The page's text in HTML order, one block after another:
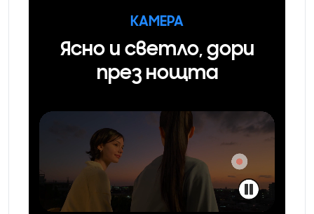
Ясно и светло, дори
през нощта
КАМЕРА